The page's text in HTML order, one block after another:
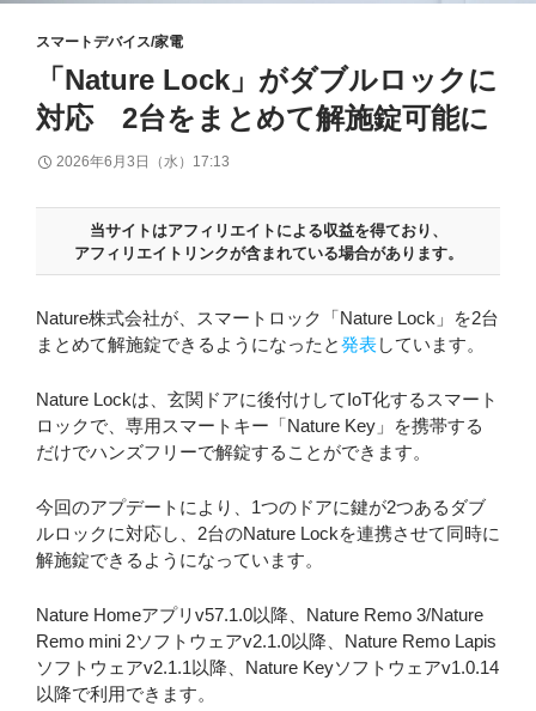
スマートデバイス/家電
「Nature Lock」がダブルロックに
対応 2台をまとめて解施錠可能に
2026年6月3日（水）17:13
当サイトはアフィリエイトによる収益を得ており、
アフィリエイトリンクが含まれている場合があります。
Nature株式会社が、スマートロック「Nature Lock」を2台
まとめて解施錠できるようになったと発表しています。
Nature Lockは、玄関ドアに後付けしてIoT化するスマート
ロックで、専用スマートキー「Nature Key」を携帯する
だけでハンズフリーで解錠することができます。
今回のアプデートにより、1つのドアに鍵が2つあるダブ
ルロックに対応し、2台のNature Lockを連携させて同時に
解施錠できるようになっています。
Nature Homeアプリv57.1.0以降、Nature Remo 3/Nature
Remo mini 2ソフトウェアv2.1.0以降、Nature Remo Lapis
ソフトウェアv2.1.1以降、Nature Keyソフトウェアv1.0.14
以降で利用できます。